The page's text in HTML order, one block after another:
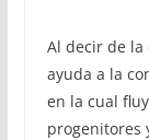
Al decir de
ayuda a la
en la cual
progenitores